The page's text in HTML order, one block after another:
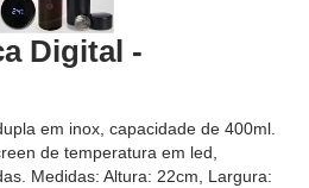
Digital -
em inox, capacidade de 400ml.
de temperatura em led,
Medidas: Altura: 22cm, Largura: